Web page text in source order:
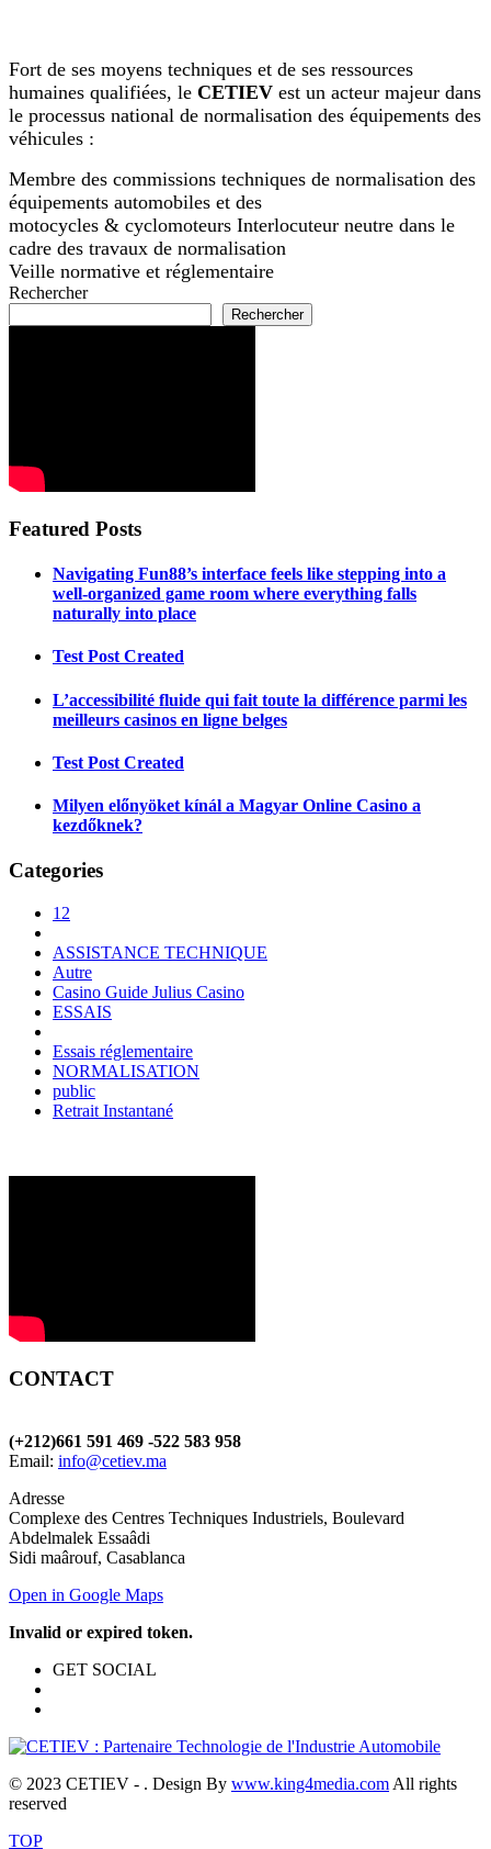
Fort de ses moyens techniques et de ses ressources
humaines qualifiées, le CETIEV est un acteur majeur dans
le processus national de normalisation des équipements des
véhicules :
Membre des commissions techniques de normalisation des
équipements automobiles et des
motocycles & cyclomoteurs Interlocuteur neutre dans le
cadre des travaux de normalisation
Veille normative et réglementaire
Rechercher
Rechercher
Featured Posts
Navigating Fun88’s interface feels like stepping into a
well-organized game room where everything falls
naturally into place
Test Post Created
L’accessibilité fluide qui fait toute la différence parmi les
meilleurs casinos en ligne belges
Test Post Created
Milyen előnyöket kínál a Magyar Online Casino a
kezdőknek?
Categories
12
ASSISTANCE TECHNIQUE
Autre
Casino Guide Julius Casino
ESSAIS
Essais réglementaire
NORMALISATION
public
Retrait Instantané
CONTACT
(+212)661 591 469 -522 583 958
Email: info@cetiev.ma
Adresse
Complexe des Centres Techniques Industriels, Boulevard
Abdelmalek Essaâdi
Sidi maârouf, Casablanca
Open in Google Maps
Invalid or expired token.
GET SOCIAL
© 2023 CETIEV - . Design By www.king4media.com All rights
reserved
TOP